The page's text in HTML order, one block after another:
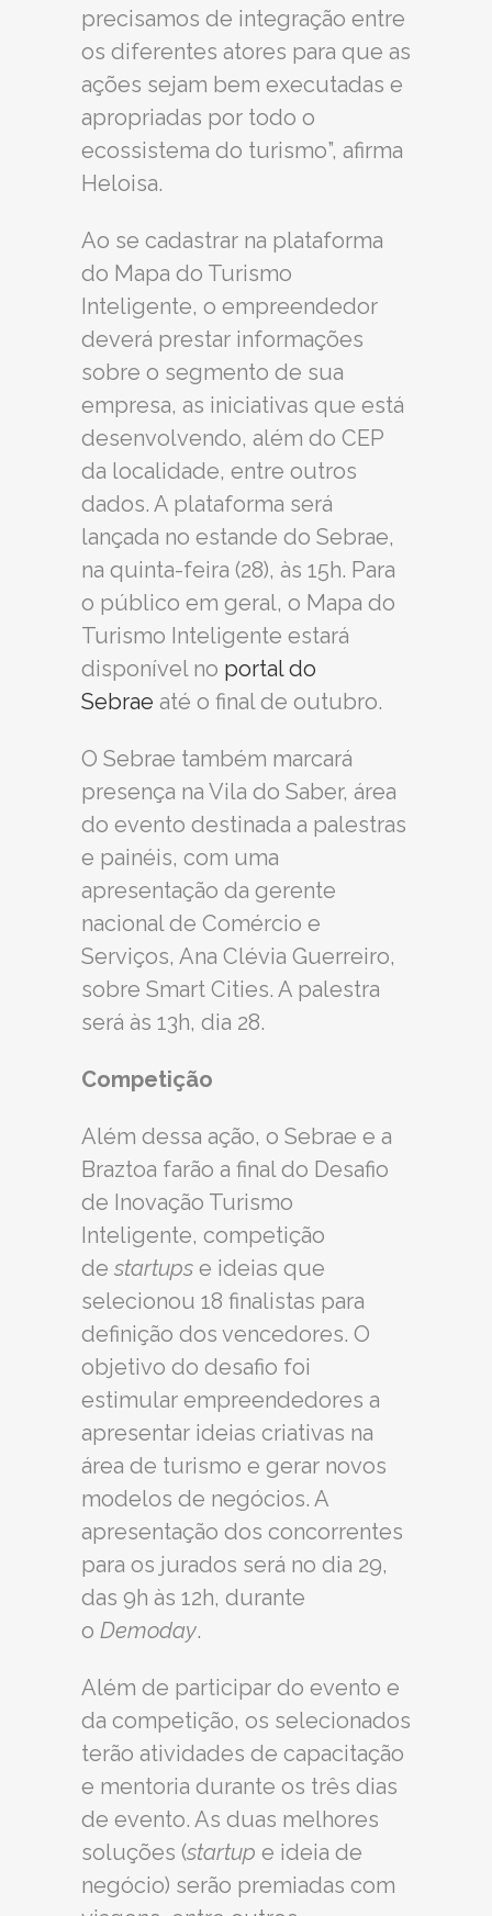
precisamos de integração entre
os diferentes atores para que as
ações sejam bem executadas e
apropriadas por todo o
ecossistema do turismo”, afirma
Heloisa.
Ao se cadastrar na plataforma
do Mapa do Turismo
Inteligente, o empreendedor
deverá prestar informações
sobre o segmento de sua
empresa, as iniciativas que está
desenvolvendo, além do CEP
da localidade, entre outros
dados. A plataforma será
lançada no estande do Sebrae,
na quinta-feira (28), às 15h. Para
o público em geral, o Mapa do
Turismo Inteligente estará
disponível no portal do
Sebrae até o final de outubro.
O Sebrae também marcará
presença na Vila do Saber, área
do evento destinada a palestras
e painéis, com uma
apresentação da gerente
nacional de Comércio e
Serviços, Ana Clévia Guerreiro,
sobre Smart Cities. A palestra
será às 13h, dia 28.
Competição
Além dessa ação, o Sebrae e a
Braztoa farão a final do Desafio
de Inovação Turismo
Inteligente, competição
de startups e ideias que
selecionou 18 finalistas para
definição dos vencedores. O
objetivo do desafio foi
estimular empreendedores a
apresentar ideias criativas na
área de turismo e gerar novos
modelos de negócios. A
apresentação dos concorrentes
para os jurados será no dia 29,
das 9h às 12h, durante
o Demoday.
Além de participar do evento e
da competição, os selecionados
terão atividades de capacitação
e mentoria durante os três dias
de evento. As duas melhores
soluções (startup e ideia de
negócio) serão premiadas com